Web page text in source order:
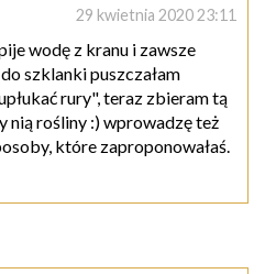
29 kwietnia 2020 23:11
wodę z kranu i zawsze
szklanki puszczałam
rury", teraz zbieram tą
nią rośliny :) wprowadzę też
które zaproponowałaś.